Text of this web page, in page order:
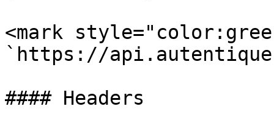
<mark
`https://
#### Headers